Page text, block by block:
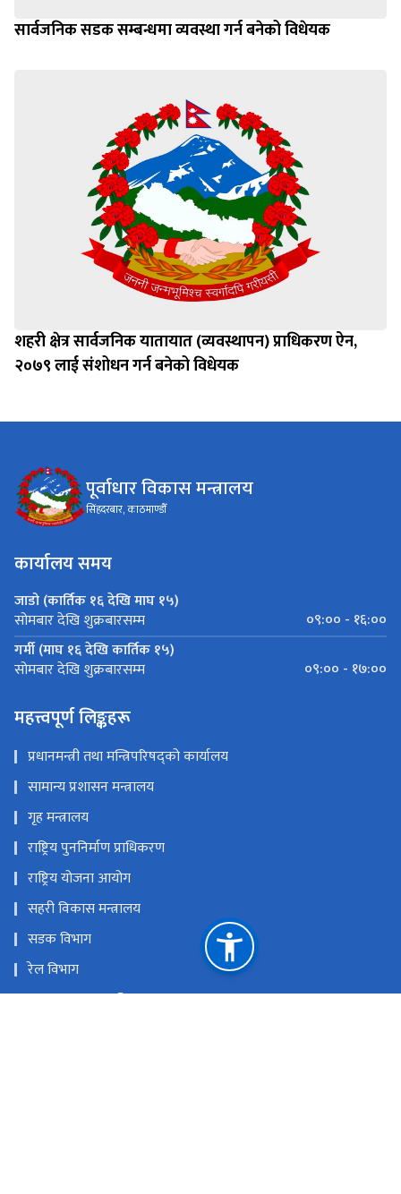
सार्वजनिक सडक सम्बन्धमा व्यवस्था गर्न बनेको विधेयक
शहरी क्षेत्र सार्वजनिक यातायात (व्यवस्थापन) प्राधिकरण ऐन,
२०७९ लाई संशोधन गर्न बनेको विधेयक
पूर्वाधार विकास मन्त्रालय
सिंहदरबार, काठमाण्डौँ
कार्यालय समय
जाडो (कार्तिक १६ देखि माघ १५)
सोमबार देखि शुक्रबारसम्म
०९:०० - १६:००
गर्मी (माघ १६ देखि कार्तिक १५)
सोमबार देखि शुक्रबारसम्म ०९:०० - १७:००
महत्त्वपूर्ण लिङ्कहरू
प्रधानमन्त्री तथा मन्त्रिपरिषद्को कार्यालय
सामान्य प्रशासन मन्त्रालय
गृह मन्त्रालय
राष्ट्रिय पुननिर्माण प्राधिकरण
राष्ट्रिय योजना आयोग
सहरी विकास मन्त्रालय
सडक विभाग
रेल विभाग
यातायात व्यवस्था विभाग